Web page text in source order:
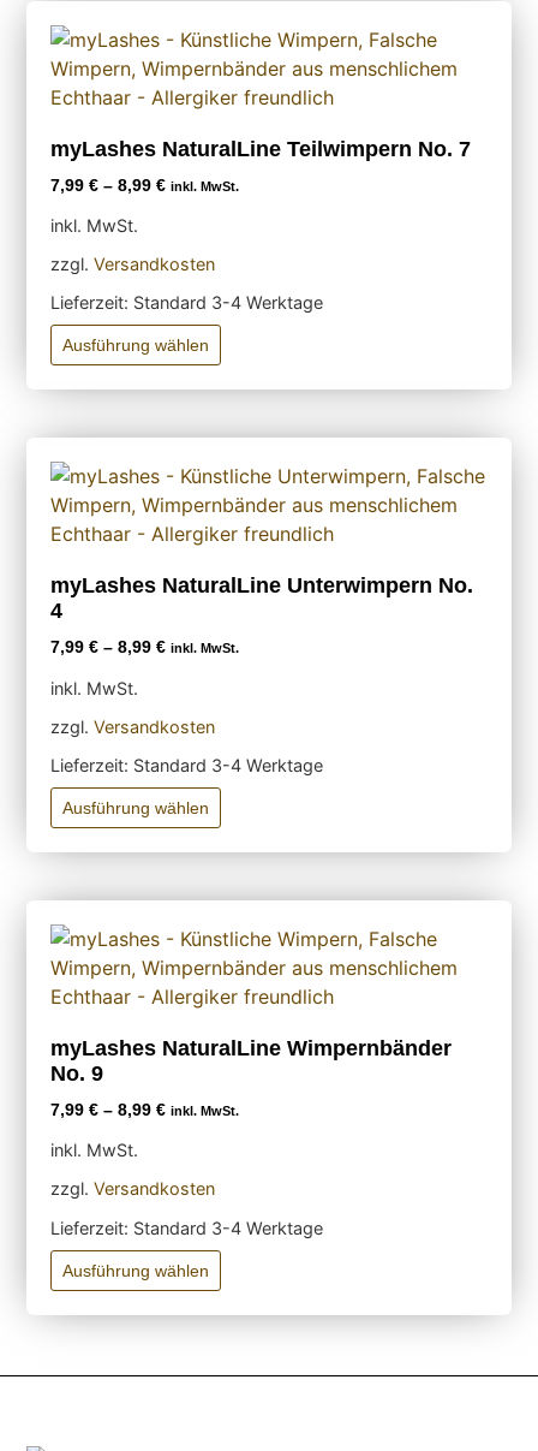
myLashes NaturalLine Teilwimpern No. 7
7,99€ –8,99€ inkl. MwSt.
inkl. MwSt.
zzgl.Versandkosten
Lieferzeit: Standard 3-4 Werktage
Ausführung wählen
myLashes NaturalLine Unterwimpern No.
4
7,99€ –8,99€ inkl. MwSt.
inkl. MwSt.
zzgl.Versandkosten
Lieferzeit: Standard 3-4 Werktage
Ausführung wählen
myLashes NaturalLine Wimpernbänder
No. 9
7,99€ –8,99€ inkl. MwSt.
inkl. MwSt.
zzgl.Versandkosten
Lieferzeit: Standard 3-4 Werktage
Ausführung wählen